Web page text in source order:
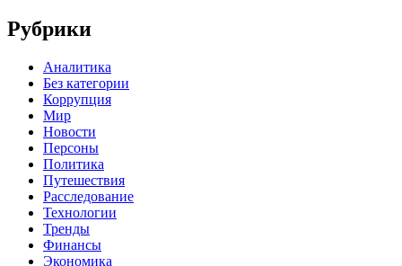
Рубрики
Аналитика
Без категории
Коррупция
Мир
Новости
Персоны
Политика
Путешествия
Расследование
Технологии
Тренды
Финансы
Экономика